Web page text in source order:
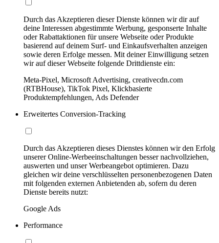
Durch das Akzeptieren dieser Dienste können wir dir auf
deine Interessen abgestimmte Werbung, gesponserte Inhalte
oder Rabattaktionen für unsere Webseite oder Produkte
basierend auf deinem Surf- und Einkaufsverhalten anzeigen
sowie deren Erfolge messen. Mit deiner Einwilligung setzen
wir auf dieser Webseite folgende Drittdienste ein:
Meta-Pixel, Microsoft Advertising, creativecdn.com
(RTBHouse), TikTok Pixel, Klickbasierte
Produktempfehlungen, Ads Defender
Erweitertes Conversion-Tracking
Durch das Akzeptieren dieses Dienstes können wir den Erfolg
unserer Online-Werbeeinschaltungen besser nachvollziehen,
auswerten und unser Werbeangebot optimieren. Dazu
gleichen wir deine verschlüsselten personenbezogenen Daten
mit folgenden externen Anbietenden ab, sofern du deren
Dienste bereits nutzt:
Google Ads
Performance